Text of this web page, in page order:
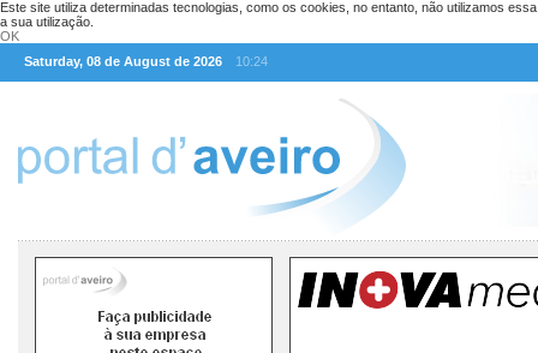
Este site utiliza determinadas tecnologias, como os cookies, no entanto, não utilizamos
a sua utilização.
OK
Saturday, 08 de August de 2026
10:24